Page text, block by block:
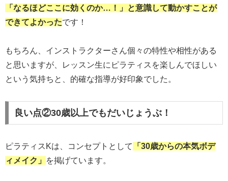
「なるほどここに効くのか…！」と意識して動かすことが
できてよかったです！
もちろん、インストラクターさん個々の特性や相性がある
と思いますが、レッスン生にピラティスを楽しんでほしい
という気持ちと、的確な指導が好印象でした。
良い点②30歳以上でもだいじょうぶ！
ピラティスKは、コンセプトとして
「30歳からの本気ボデ
ィメイク」
を掲げています。